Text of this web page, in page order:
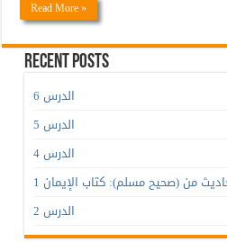
Read More »
Recent Posts
الدرس 6
الدرس 5
الدرس 4
الدرس 2